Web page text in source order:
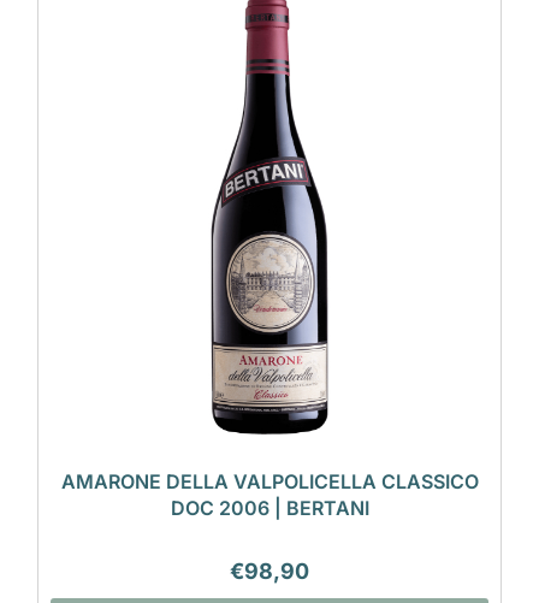
AMARONE DELLA VALPOLICELLA CLASSICO
DOC 2006 | BERTANI
€98,90